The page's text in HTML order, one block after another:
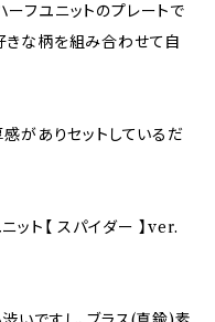
ーフユニットのプレートで
きな柄を組み合わせて自
がありセットしているだ
ット【 スパイダー 】ver.